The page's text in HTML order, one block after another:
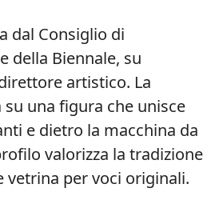
dal Consiglio di
della Biennale, su
artistico. La
una figura che unisce
e dietro la macchina da
valorizza la tradizione
vetrina per voci originali.